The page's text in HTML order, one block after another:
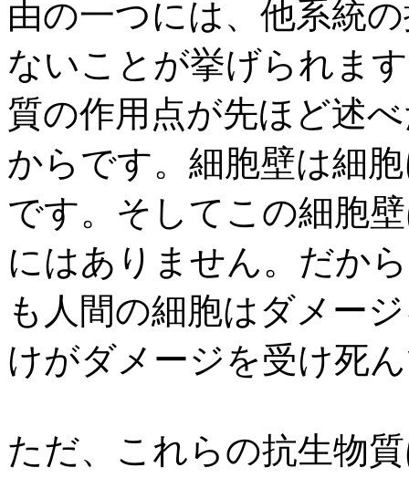
由の一つには、他系統
ないことが挙げられま
質の作用点が先ほど述
からです。細胞壁は細
です。そしてこの細胞
にはありません。だか
も人間の細胞はダメー
けがダメージを受け死
ただ、これらの抗生物